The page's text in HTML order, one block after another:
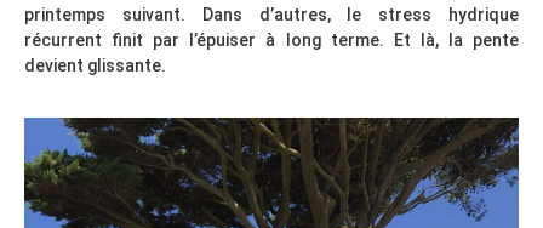
printemps suivant. Dans d’autres, le stress hydrique
récurrent finit par l’épuiser à long terme. Et là, la pente
devient glissante.